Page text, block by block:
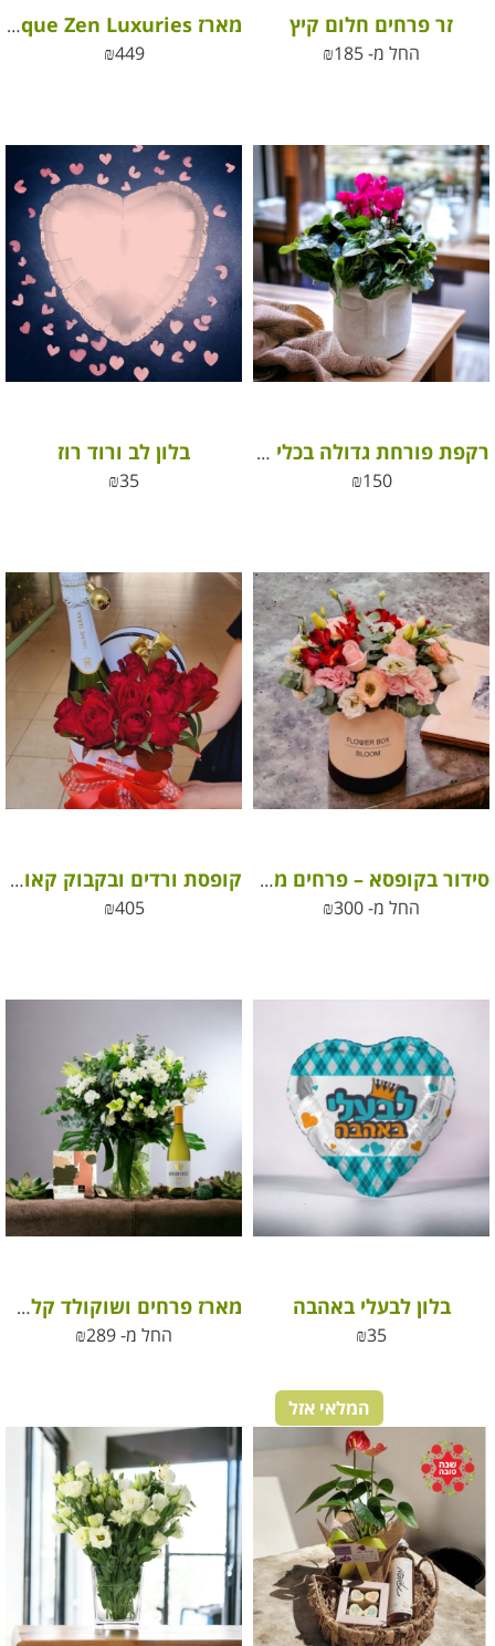
זר פרחים חלום קיץ
החל מ- ₪185
מארז Boutique Zen Luxuries – חוויה מושלמת של איכות ונעימות
₪449
רקפת פורחת גדולה בכלי קרמיקה מהודר
₪150
בלון לב ורוד רוז
₪35
סידור בקופסא – פרחים מהשדה
החל מ-
₪300
קופסת ורדים ובקבוק קאווה – הפינוק המושלם לחגיגה רומנטית בלתי נשכחת!
₪405
בלון לבעלי באהבה
₪35
מארז פרחים ושוקולד קלאסי לכל שמחה
החל מ-
₪289
המלאי אזל